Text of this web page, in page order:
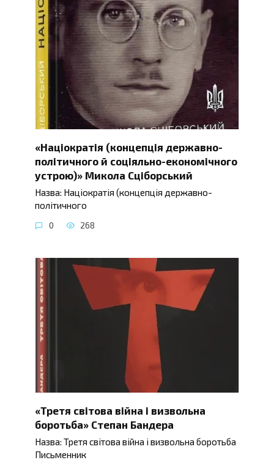
«Націократія (концепція державно-
політичного й соціяльно-економічного
устрою)» Микола Сціборський
Назва: Націократія (концепція державно-
політичного
0 268
«Третя світова війна і визвольна
боротьба» Степан Бандера
Назва: Третя світова війна і визвольна боротьба
Письменник